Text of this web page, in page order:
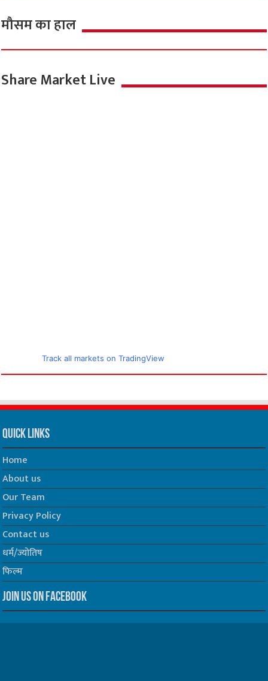
मौसम का हाल
Share Market Live
Track all markets on TradingView
Quick Links
Home
About us
Our Team
Privacy Policy
Contact us
धर्म/ज्योतिष
फिल्म
Join us on Facebook